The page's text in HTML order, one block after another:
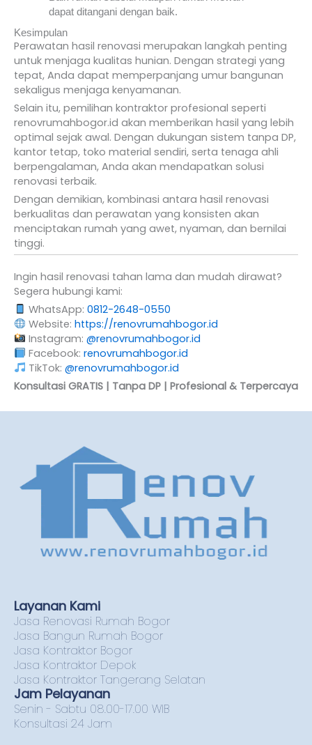
dapat ditangani dengan baik.
Kesimpulan
Perawatan hasil renovasi merupakan langkah penting
untuk menjaga kualitas hunian. Dengan strategi yang
tepat, Anda dapat memperpanjang umur bangunan
sekaligus menjaga kenyamanan.
Selain itu, pemilihan kontraktor profesional seperti
renovrumahbogor.id akan memberikan hasil yang lebih
optimal sejak awal. Dengan dukungan sistem tanpa DP,
kantor tetap, toko material sendiri, serta tenaga ahli
berpengalaman, Anda akan mendapatkan solusi
renovasi terbaik.
Dengan demikian, kombinasi antara hasil renovasi
berkualitas dan perawatan yang konsisten akan
menciptakan rumah yang awet, nyaman, dan bernilai
tinggi.
Ingin hasil renovasi tahan lama dan mudah dirawat?
Segera hubungi kami:
WhatsApp: 0812-2648-0550
Website: https://renovrumahbogor.id
Instagram: @renovrumahbogor.id
Facebook: renovrumahbogor.id
TikTok: @renovrumahbogor.id
Konsultasi GRATIS | Tanpa DP | Profesional & Terpercaya
Layanan Kami
Jasa Renovasi Rumah Bogor
Jasa Bangun Rumah Bogor
Jasa Kontraktor Bogor
Jasa Kontraktor Depok
Jasa Kontraktor Tangerang Selatan
Jam Pelayanan
Senin - Sabtu 08.00-17.00 WIB
Konsultasi 24 Jam